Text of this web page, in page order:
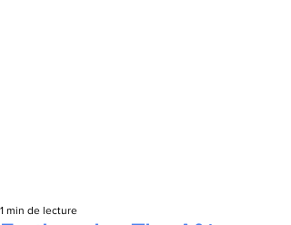
1 min de lecture